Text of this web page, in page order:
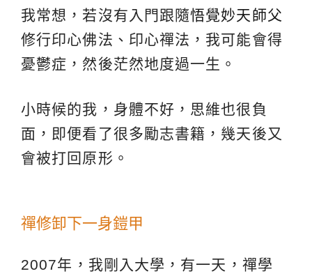
我常想，若沒有入門跟隨悟覺妙天師父
修行印心佛法、印心禪法，我可能會得
憂鬱症，然後茫然地度過一生。
小時候的我，身體不好，思維也很負
面，即便看了很多勵志書籍，幾天後又
會被打回原形。
禪修卸下一身鎧甲
2007年，我剛入大學，有一天，禪學